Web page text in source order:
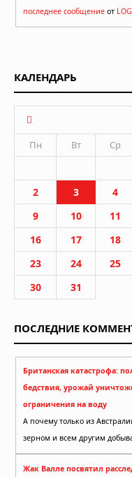
последнее сообщение от LOG
КАЛЕНДАРЬ
Пн
Вт Ср
2
3 4
9
10 11
16
17 18
23
24 25
30
31
ПОСЛЕДНИЕ
Британская катастрофа:
бедствия, урожай
ограничения на воду
А почему только из
зерном и всем другим
Жак Валле посвятил